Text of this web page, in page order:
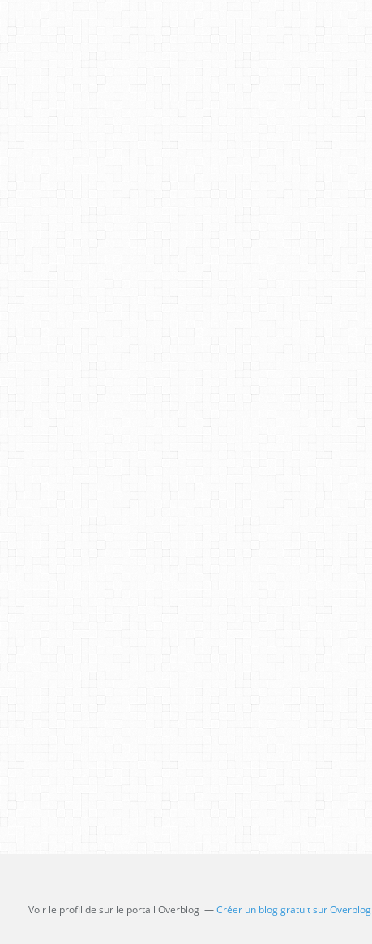
Voir le profil de sur le portail Overblog Créer un blog gratuit sur Overblog